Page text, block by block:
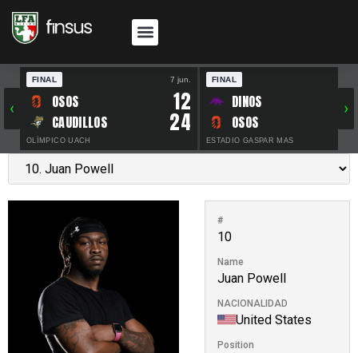
‹
FINAL 7 jun.
OSOS 12
CAUDILLOS 24
OLÍMPICO UACH
FINAL
DINOS
OSOS
ESTADIO GASPAR MAS
›
#
10
Name
Juan Powell
NACIONALIDAD
United States
Position